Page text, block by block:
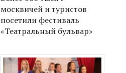
москвичей и туристов
посетили фестиваль
«Театральный бульвар»